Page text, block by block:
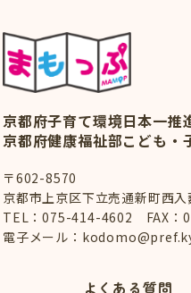
よくある質問
京都府子育て環境日本一推
京都府健康福祉部こども・
〒602-8570
京都市上京区下立売通新町西入
TEL：075-414-4602 FAX：
電子メール：